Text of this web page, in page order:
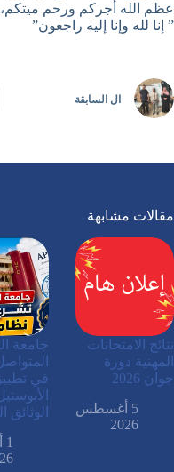
عظم الله أجركم ورحم
” إنا لله وإنا إليه راجعون”
ال السابقة
مقالات مشابهة
نتائج الامتحانات
المهنية دورة
جوان 2026
5 أغسطس
2026
جامعة
في
الوثائق